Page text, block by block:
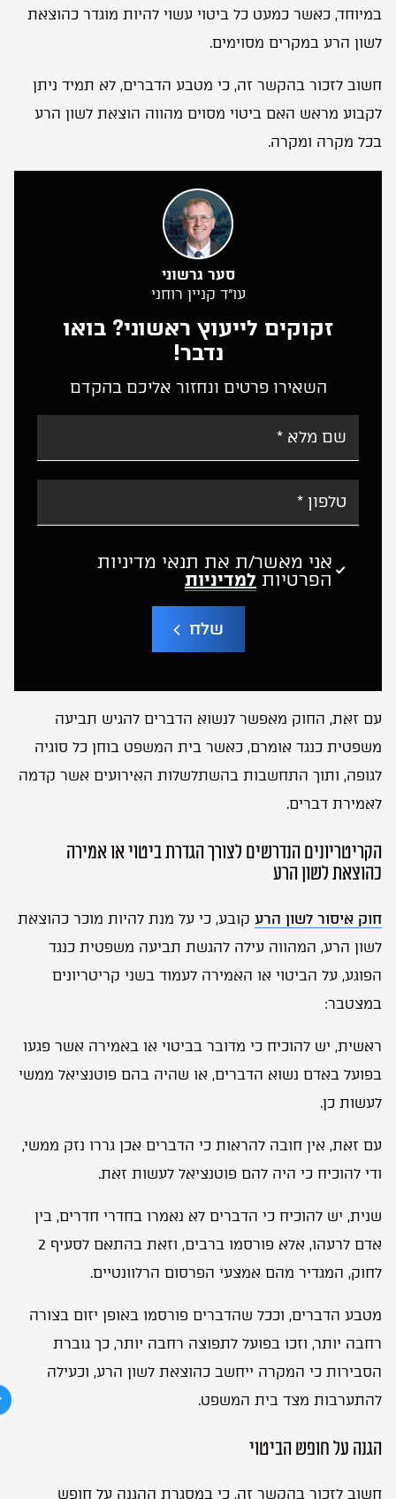
במיוחד, כאשר כמעט כל ביטוי עשוי להיות מוגדר כהוצאת
לשון הרע במקרים מסוימים.
חשוב לזכור בהקשר זה, כי מטבע הדברים, לא תמיד ניתן
לקבוע מראש האם ביטוי מסוים מהווה הוצאת לשון הרע
בכל מקרה ומקרה.
סער גרשוני
עו”ד קניין רוחני
זקוקים לייעוץ ראשוני? בואו
נדבר!
השאירו פרטים ונחזור אליכם בהקדם
אני מאשר/ת את תנאי מדיניות
הפרטיותלמדיניות
שלח
t
r
n
a
t
i
v
עם זאת, החוק מאפשר לנשוא הדברים להגיש תביעה
משפטית כנגד אומרם, כאשר בית המשפט בוחן כל סוגיה
לגופה, ותוך התחשבות בהשתלשלות האירועים אשר קדמה
לאמירת דברים.
הקריטריונים הנדרשים לצורך הגדרת ביטוי או אמירה
כהוצאת לשון הרע
חוק איסור לשון הרעקובע, כי על מנת להיות מוכר כהוצאת
לשון הרע, המהווה עילה להגשת תביעה משפטית כנגד
הפוגע, על הביטוי או האמירה לעמוד בשני קריטריונים
במצטבר:
ראשית, יש להוכיח כי מדובר בביטוי או באמירה אשר פגעו
בפועל באדם נשוא הדברים, או שהיה בהם פוטנציאל ממשי
לעשות כן.
עם זאת, אין חובה להראות כי הדברים אכן גררו נזק ממשי,
ודי להוכיח כי היה להם פוטנציאל לעשות זאת.
שנית, יש להוכיח כי הדברים לא נאמרו בחדרי חדרים, בין
אדם לרעהו, אלא פורסמו ברבים, וזאת בהתאם לסעיף 2
לחוק, המגדיר מהם אמצעי הפרסום הרלוונטיים.
מטבע הדברים, וככל שהדברים פורסמו באופן יזום בצורה
רחבה יותר, וזכו בפועל לתפוצה רחבה יותר, כך גוברת
הסבירות כי המקרה ייחשב כהוצאת לשון הרע, וכעילה
להתערבות מצד בית המשפט.
הגנה על חופש הביטוי
חשוב לזכור בהקשר זה, כי במסגרת ההגנה על חופש